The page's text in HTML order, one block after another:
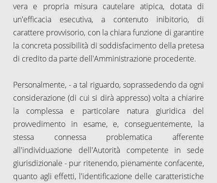
vera e propria misura cautelare atipica, dotata di
un'efficacia esecutiva, a contenuto inibitorio, di
carattere provvisorio, con la chiara funzione di garantire
la concreta possibilità di soddisfacimento della pretesa
di credito da parte dell'Amministrazione procedente.
Personalmente, - a tal riguardo, soprassedendo da ogni
considerazione (di cui si dirà appresso) volta a chiarire
la complessa e particolare natura giuridica del
provvedimento in esame, e, conseguentemente, la
stessa connessa problematica afferente
all'individuazione dell'Autorità competente in sede
giurisdizionale - pur ritenendo, pienamente confacente,
quanto agli effetti, l'identificazione delle caratteristiche